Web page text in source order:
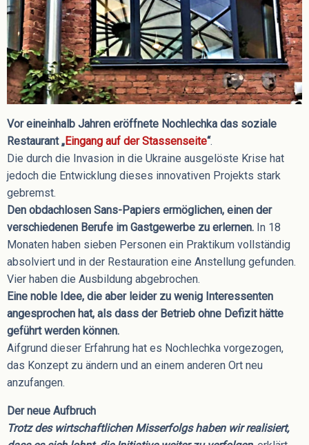
Vor eineinhalb Jahren eröffnete Nochlechka das soziale
Restaurant „Eingang auf der Stassenseite“.
Die durch die Invasion in die Ukraine ausgelöste Krise hat
jedoch die Entwicklung dieses innovativen Projekts stark
gebremst.
Den obdachlosen Sans-Papiers ermöglichen, einen der
verschiedenen Berufe im Gastgewerbe zu erlernen. In 18
Monaten haben sieben Personen ein Praktikum vollständig
absolviert und in der Restauration eine Anstellung gefunden.
Vier haben die Ausbildung abgebrochen.
Eine noble Idee, die aber leider zu wenig Interessenten
angesprochen hat, als dass der Betrieb ohne Defizit hätte
geführt werden können.
Aifgrund dieser Erfahrung hat es Nochlechka vorgezogen,
das Konzept zu ändern und an einem anderen Ort neu
anzufangen.
Der neue Aufbruch
Trotz des wirtschaftlichen Misserfolgs haben wir realisiert,